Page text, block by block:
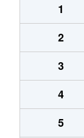
1
2
3
4
5